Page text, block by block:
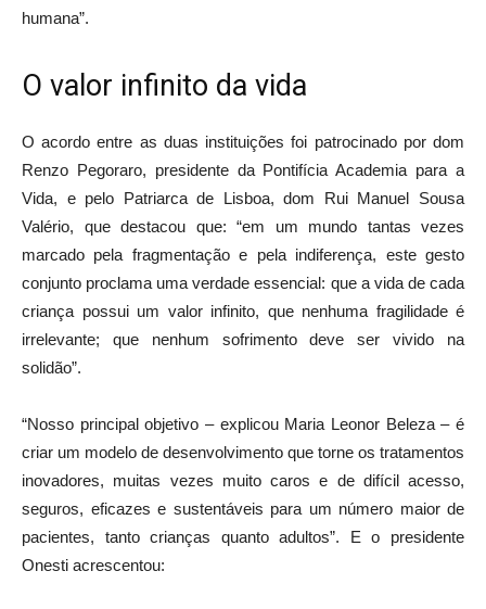
humana”.
O valor infinito da vida
O acordo entre as duas instituições foi patrocinado por dom
Renzo Pegoraro, presidente da Pontifícia Academia para a
Vida, e pelo Patriarca de Lisboa, dom Rui Manuel Sousa
Valério, que destacou que: “em um mundo tantas vezes
marcado pela fragmentação e pela indiferença, este gesto
conjunto proclama uma verdade essencial: que a vida de cada
criança possui um valor infinito, que nenhuma fragilidade é
irrelevante; que nenhum sofrimento deve ser vivido na
solidão”.
“Nosso principal objetivo – explicou Maria Leonor Beleza – é
criar um modelo de desenvolvimento que torne os tratamentos
inovadores, muitas vezes muito caros e de difícil acesso,
seguros, eficazes e sustentáveis para um número maior de
pacientes, tanto crianças quanto adultos”. E o presidente
Onesti acrescentou: